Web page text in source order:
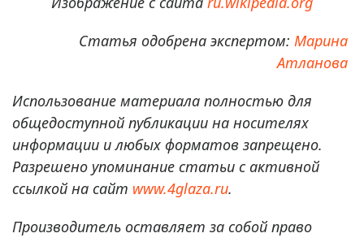
Статья одобрена экспертом: Марина
Атланова
Использование материала полностью для
общедоступной публикации на носителях
информации и любых форматов запрещено.
Разрешено упоминание статьи с активной
ссылкой на сайт www.4glaza.ru.
Производитель оставляет за собой право